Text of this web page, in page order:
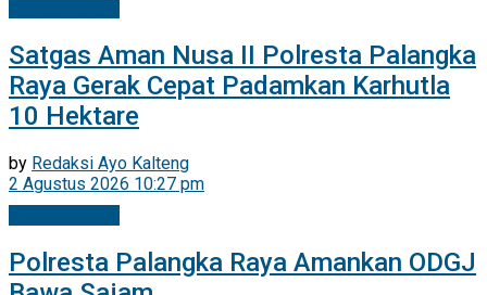
Satgas Aman Nusa II Polresta Palangka
Raya Gerak Cepat Padamkan Karhutla
10 Hektare
by Redaksi Ayo Kalteng
2 Agustus 2026 10:27 pm
Polresta Palangka Raya Amankan ODGJ